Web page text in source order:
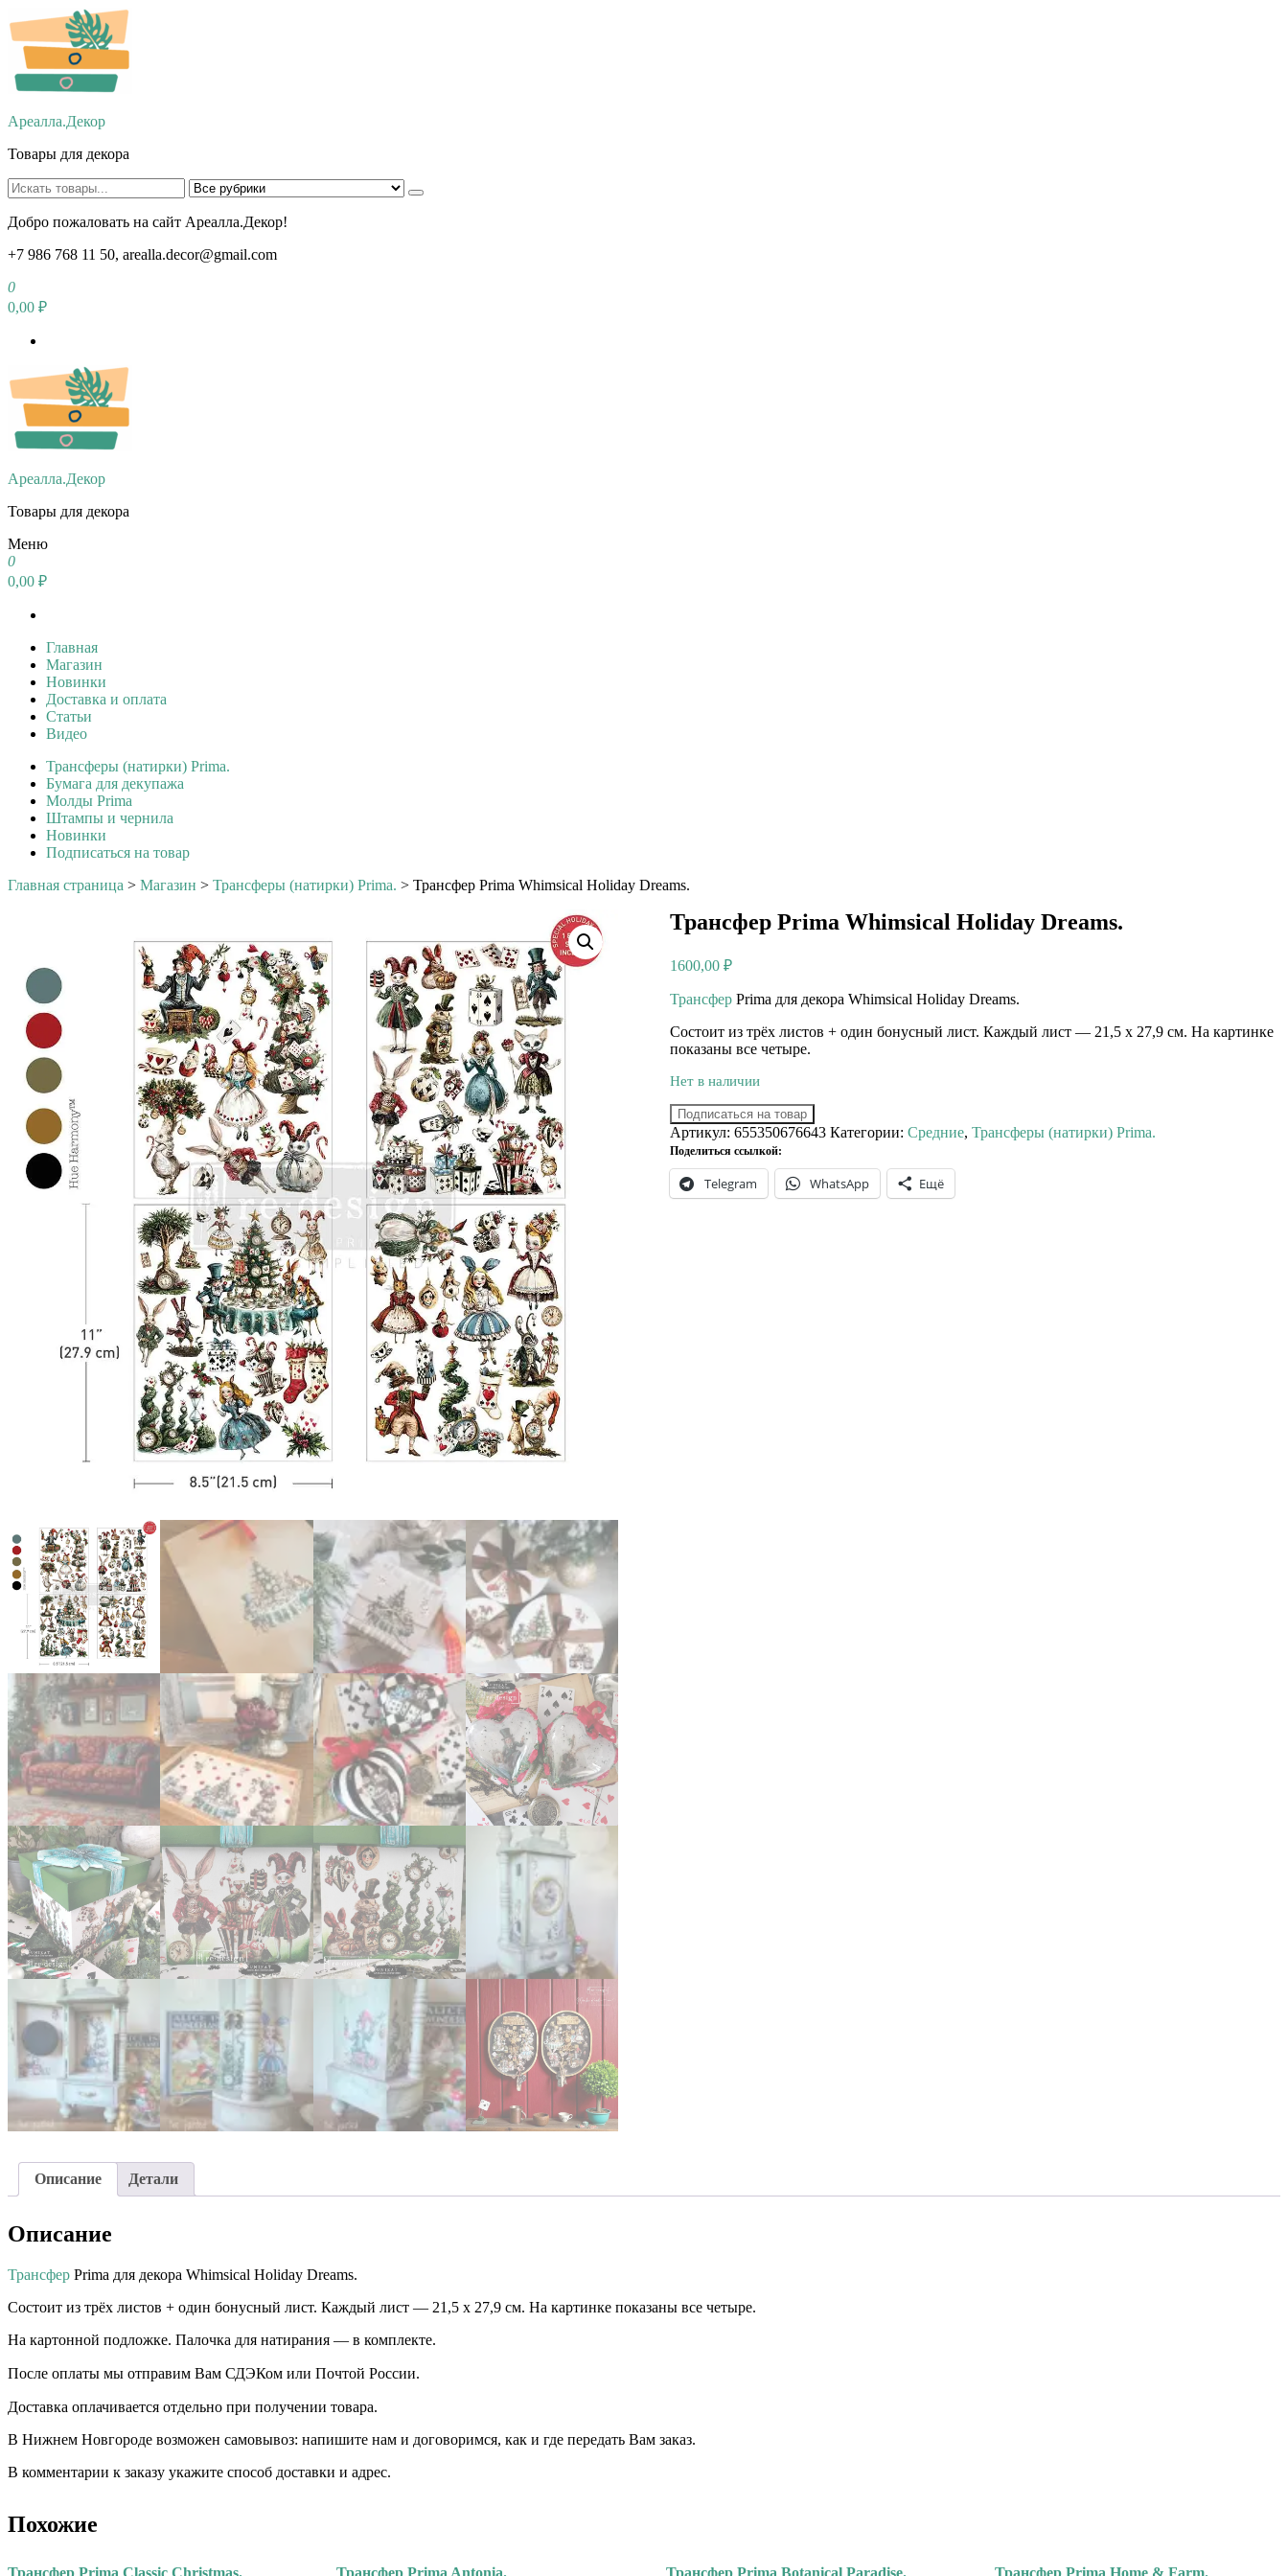
Перейти
к
содержимому
Ареалла.Декор
Товары для декора
Добро пожаловать на сайт Ареалла.Декор!
+7 986 768 11 50, arealla.decor@gmail.com
0
0,00 ₽
Ареалла.Декор
Товары для декора
Меню
0
0,00 ₽
Главная
Магазин
Новинки
Доставка и оплата
Статьи
Видео
Трансферы (натирки) Prima.
Бумага для декупажа
Молды Prima
Штампы и чернила
Новинки
Подписаться на товар
Главная страница > Магазин > Трансферы (натирки) Prima. > Трансфер Prima Whimsical Holiday Dreams.
Трансфер Prima Whimsical Holiday Dreams.
1600,00 ₽
ТрансферPrima для декора Whimsical Holiday Dreams.
Состоит из трёх листов + один бонусный лист. Каждый лист — 21,5 х 27,9 см. На картинке
показаны все четыре.
Нет в наличии
Подписаться на товар
Артикул: 655350676643 Категории: Средние, Трансферы (натирки) Prima.
Поделиться ссылкой:
Telegram WhatsApp Ещё
Описание Детали
Описание
Трансфер Prima для декора Whimsical Holiday Dreams.
Состоит из трёх листов + один бонусный лист. Каждый лист — 21,5 х 27,9 см. На картинке показаны все четыре.
На картонной подложке. Палочка для натирания — в комплекте.
После оплаты мы отправим Вам СДЭКом или Почтой России. ⠀⠀
Доставка оплачивается отдельно при получении товара. ⠀⠀ ⠀⠀
В Нижнем Новгороде возможен самовывоз: напишите нам и договоримся, как и где передать Вам заказ.
В комментарии к заказу укажите способ доставки и адрес.
Похожие
Трансфер Prima Classic Christmas. Трансфер Prima Antonia. Трансфер Prima Botanical Paradise. Трансфер Prima Home & Farm.